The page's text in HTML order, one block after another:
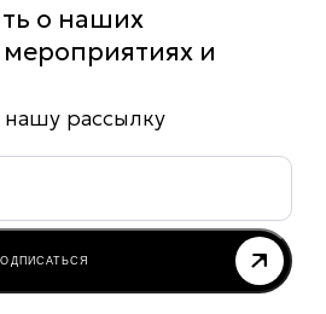
о наших
и
рассылку